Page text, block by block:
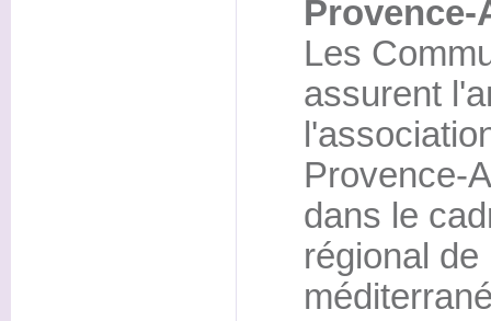
Les
assurent
Provence-
dans le
régional de